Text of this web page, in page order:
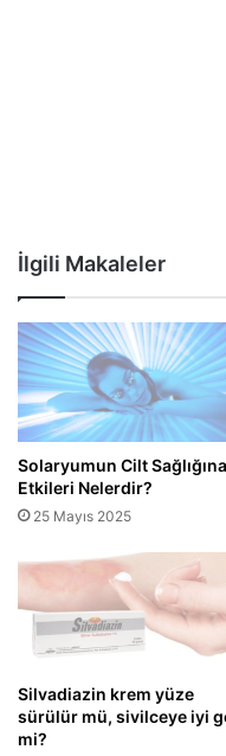
İlgili Makaleler
Solaryumun Cilt Sağlığına
Etkileri Nelerdir?
25 Mayıs 2025
Silvadiazin krem yüze
sürülür mü, sivilceye iyi
mi?